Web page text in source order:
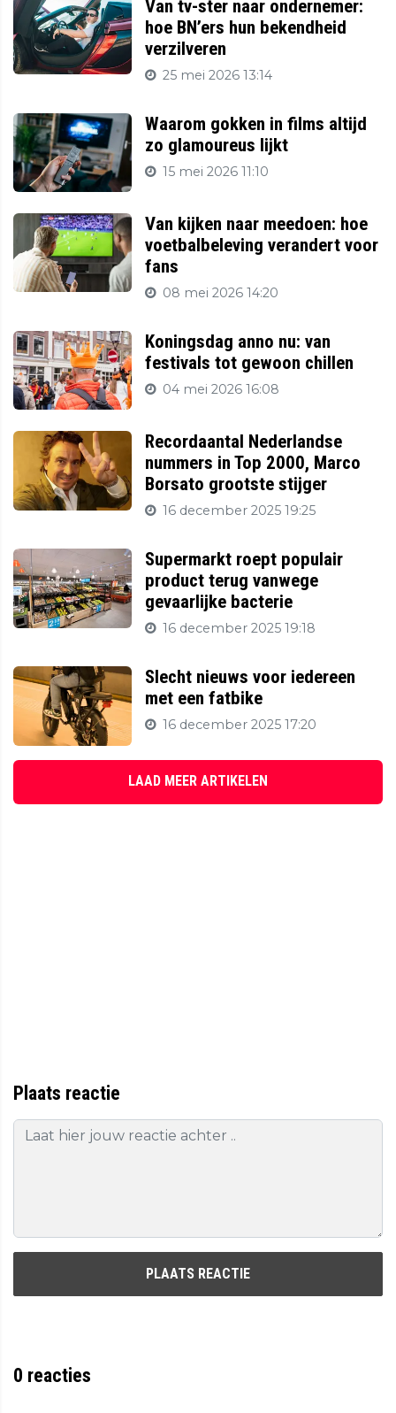
Van tv-ster naar ondernemer:
hoe BN’ers hun bekendheid
verzilveren
25 mei 2026 13:14
Waarom gokken in films altijd
zo glamoureus lijkt
15 mei 2026 11:10
Van kijken naar meedoen: hoe
voetbalbeleving verandert voor
fans
08 mei 2026 14:20
Koningsdag anno nu: van
festivals tot gewoon chillen
04 mei 2026 16:08
Recordaantal Nederlandse
nummers in Top 2000, Marco
Borsato grootste stijger
16 december 2025 19:25
Supermarkt roept populair
product terug vanwege
gevaarlijke bacterie
16 december 2025 19:18
Slecht nieuws voor iedereen
met een fatbike
16 december 2025 17:20
LAAD MEER ARTIKELEN
Plaats reactie
PLAATS REACTIE
0 reacties